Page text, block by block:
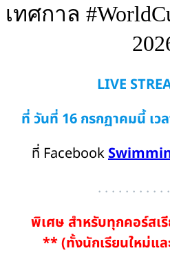
เทศกาล
LIVE
ที่ วันที่ 16 กรกฏาคมนี้ เว
ที่ Facebook
. . . . . . . . . .
พิเศษ สำหรับทุกคอร์สเ
** (ทั้งนักเรียนใหม่แ